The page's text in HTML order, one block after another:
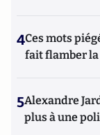
4Ces mots
fait flamber la
5Alexandre
plus à une